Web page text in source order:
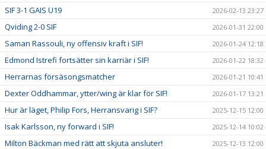
SIF 3-1 GAIS U19 2026-02-13 23:27
Qviding 2-0 SIF 2026-01-31 22:00
Saman Rassouli, ny offensiv kraft i SIF! 2026-01-24 12:18
Edmond Istrefi fortsätter sin karriär i SIF! 2026-01-22 18:32
Herrarnas försäsongsmatcher 2026-01-21 10:41
Dexter Oddhammar, ytter/wing är klar för SIF! 2026-01-17 13:21
Hur är läget, Philip Fors, Herransvarig i SIF? 2025-12-15 12:00
Isak Karlsson, ny forward i SIF! 2025-12-14 10:02
Milton Bäckman med rätt att skjuta ansluter! 2025-12-13 12:00